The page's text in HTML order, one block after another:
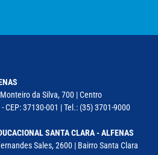
da Silva, 700 | Centro
CEP: 37130-001 | Tel.: (35) 3701-9000
SANTA CLARA - ALFENAS
Sales, 2600 | Bairro Santa Clara